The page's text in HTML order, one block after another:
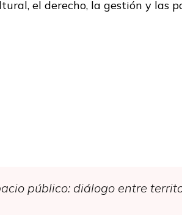
el derecho, la gestión y las
público: diálogo entre